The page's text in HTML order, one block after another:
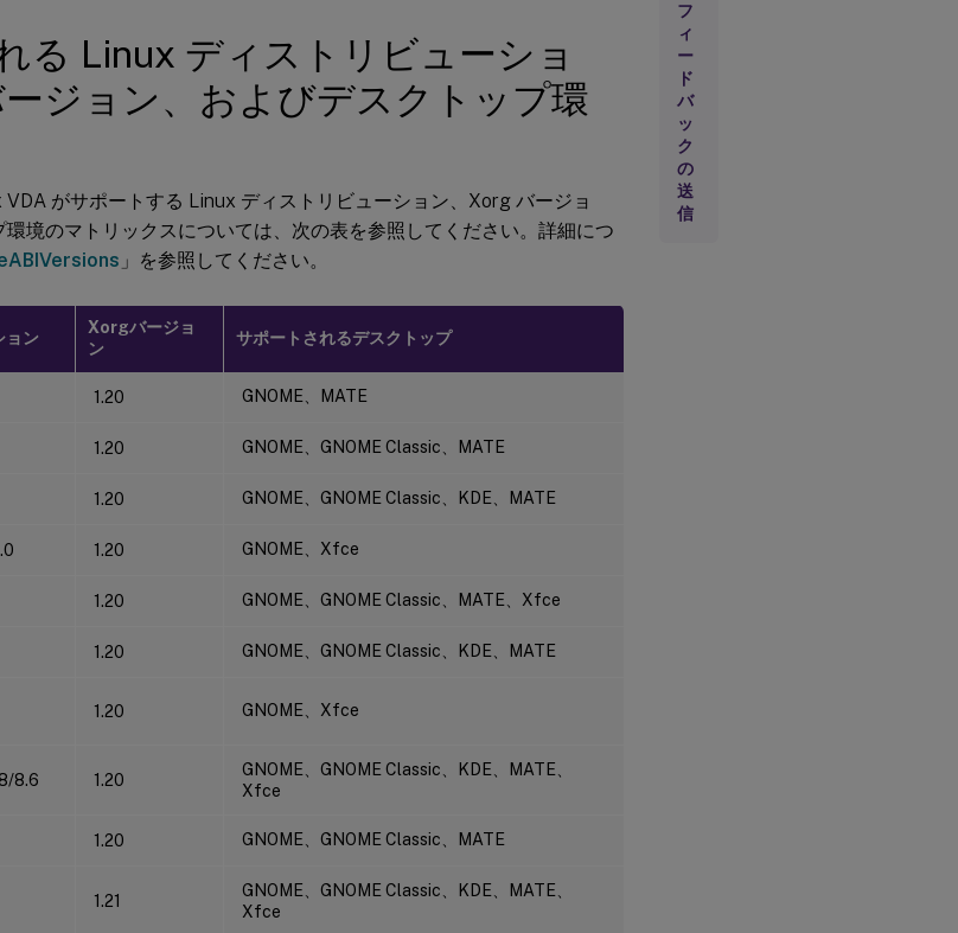
る Linux ディストリビューショ
ジョン、およびデスクトップ環
がサポートする Linux ディストリビューション、Xorg バージョ
環境のマトリックスについては、次の表を参照してください。詳細につ
」を参照してください。
ョン
Xorgバージョ
ン
サポートされるデスクトップ
1.20 GNOME、MATE
1.20 GNOME、GNOME Classic、MATE
1.20 GNOME、GNOME Classic、KDE、MATE
1.20 GNOME、Xfce
1.20 GNOME、GNOME Classic、MATE、Xfce
1.20 GNOME、GNOME Classic、KDE、MATE
1.20 GNOME、Xfce
8.6 1.20
GNOME、GNOME Classic、KDE、MATE、
Xfce
1.20 GNOME、GNOME Classic、MATE
1.21
GNOME、GNOME Classic、KDE、MATE、
Xfce
ネ
ッ
ト
ワ
ー
ク
ポ
ー
ト
フ
ィ
ー
ド
バ
ッ
ク
の
送
信